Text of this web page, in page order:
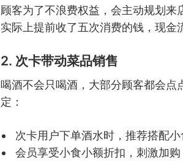
顾客为了不浪费权益，会主动规划
实际上提前收了五次消费的钱，现金
2. 次卡带动菜品销售
喝酒不会只喝酒，大部分顾客都会
定：
次卡用户下单酒水时，推荐搭配小
会员享受小食小额折扣，刺激加购